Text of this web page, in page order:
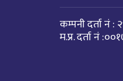
कम्पनी दर्ता नं
म.प्र. दर्ता नं